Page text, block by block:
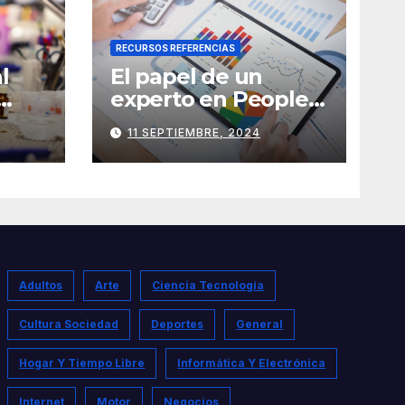
RECURSOS REFERENCIAS
El papel de un
experto en People
Analytics
11 SEPTIEMBRE, 2024
Adultos Arte Ciencia Tecnología
Cultura Sociedad Deportes General
Hogar Y Tiempo Libre Informática Y Electrónica
Internet Motor Negocios